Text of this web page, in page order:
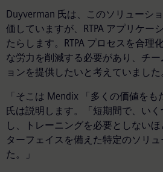
Duyverman 氏は、このソリューシ
価していますが、RTPA アプリケー
たらします。RTPA プロセスを合理
な労力を削減する必要があり、チ
ョンを提供したいと考えていました
「そこは Mendix 「多くの価値を
氏は説明します。「短期間で、い
し、トレーニングを必要としない
ターフェイスを備えた特定のソリ
た。」